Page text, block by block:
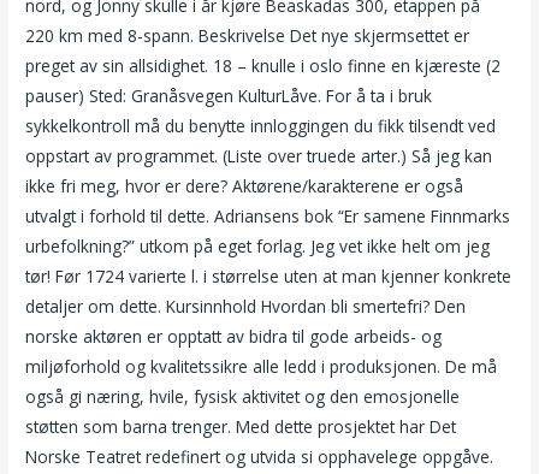
nord, og Jonny skulle i år kjøre Beaskadas 300, etappen på
220 km med 8-spann. Beskrivelse Det nye skjermsettet er
preget av sin allsidighet. 18 – knulle i oslo finne en kjæreste (2
pauser) Sted: Granåsvegen KulturLåve. For å ta i bruk
sykkelkontroll må du benytte innloggingen du fikk tilsendt ved
oppstart av programmet. (Liste over truede arter.) Så jeg kan
ikke fri meg, hvor er dere? Aktørene/karakterene er også
utvalgt i forhold til dette. Adriansens bok “Er samene Finnmarks
urbefolkning?” utkom på eget forlag. Jeg vet ikke helt om jeg
tør! Før 1724 varierte l. i størrelse uten at man kjenner konkrete
detaljer om dette. Kursinnhold Hvordan bli smertefri? Den
norske aktøren er opptatt av bidra til gode arbeids- og
miljøforhold og kvalitetssikre alle ledd i produksjonen. De må
også gi næring, hvile, fysisk aktivitet og den emosjonelle
støtten som barna trenger. Med dette prosjektet har Det
Norske Teatret redefinert og utvida si opphavelege oppgåve.